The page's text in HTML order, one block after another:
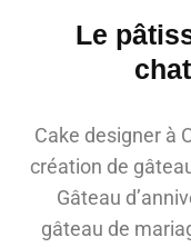
Le
Cake designer à
création de
Gâteau
gâteau de